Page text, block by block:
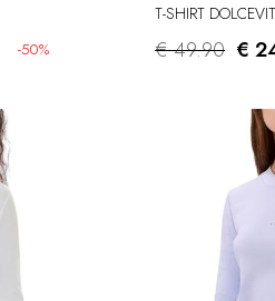
-50%
T-SHIRT
€ 49.90 €